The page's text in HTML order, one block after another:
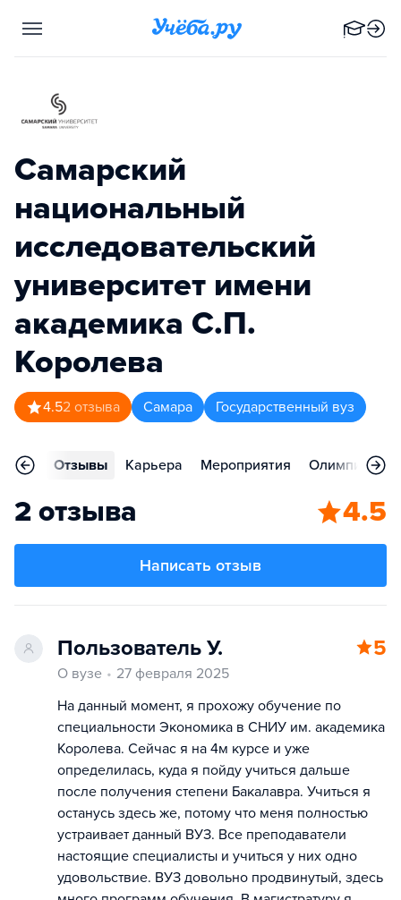
Самарский
национальный
исследовательский
университет имени
академика С.П.
Королева
4.52 отзыва Самара Государственный вуз
Отзывы Карьера Мероприятия Олимпиады
2 отзыва 4.5
Написать отзыв
Пользователь У. 5
О вузе
27 февраля 2025
На данный момент, я прохожу обучение по
специальности Экономика в СНИУ им. академика
Королева. Сейчас я на 4м курсе и уже
определилась, куда я пойду учиться дальше
после получения степени Бакалавра. Учиться я
останусь здесь же, потому что меня полностью
устраивает данный ВУЗ. Все преподаватели
настоящие специалисты и учиться у них одно
удовольствие. ВУЗ довольно продвинутый, здесь